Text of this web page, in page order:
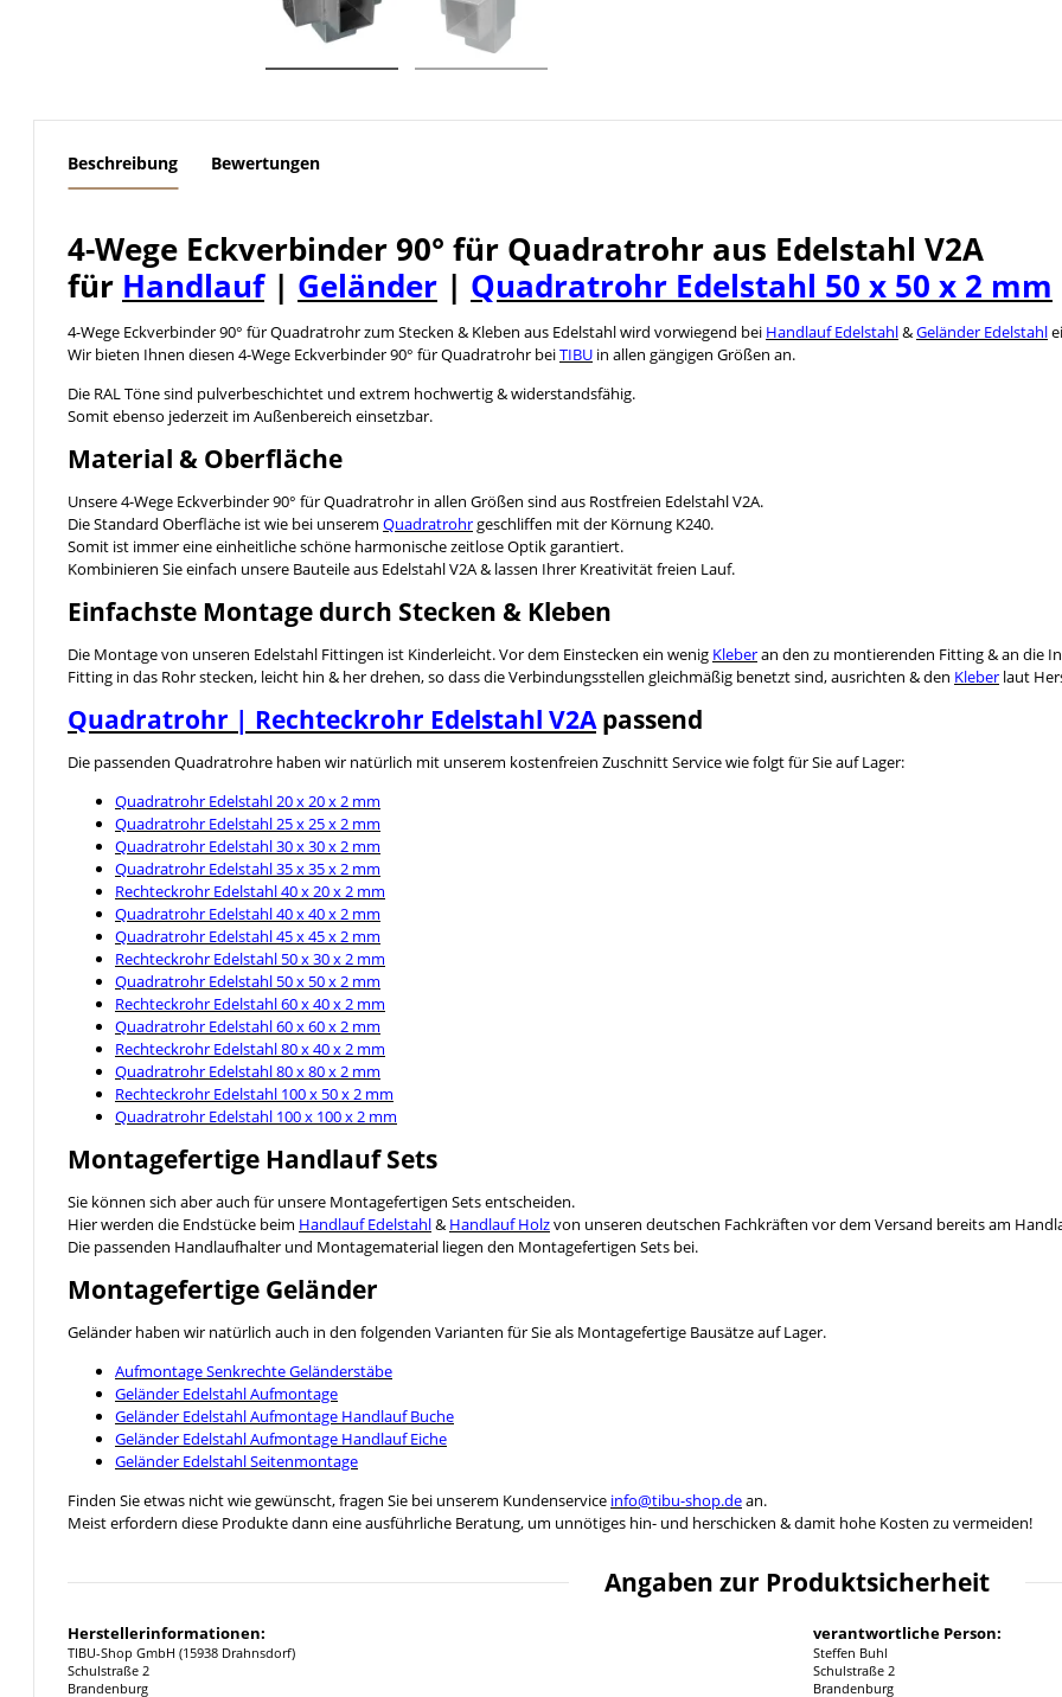
Beschreibung Bewertungen
4-Wege Eckverbinder 90° für Quadratrohr aus Edelstahl V2A
für Handlauf| Geländer | Quadratrohr Edelstahl 50 x 50 x 2 mm
4-Wege Eckverbinder 90° für Quadratrohr zum Stecken & Kleben aus Edelstahl wird vorwiegend bei Handlauf Edelstahl&Geländer Edelstahl
Wir bieten Ihnen diesen 4-Wege Eckverbinder 90° für Quadratrohr beiTIBU in allen gängigen Größen an.
Die RAL Töne sind pulverbeschichtet und extrem hochwertig & widerstandsfähig.
Somit ebenso jederzeit im Außenbereich einsetzbar.
Material & Oberfläche
Unsere 4-Wege Eckverbinder 90° für Quadratrohr in allen Größen sind aus Rostfreien Edelstahl V2A.
Die Standard Oberfläche ist wie bei unserem Quadratrohrgeschliffen mit der Körnung K240.
Somit ist immer eine einheitliche schöne harmonische zeitlose Optik garantiert.
Kombinieren Sie einfach unsere Bauteile aus Edelstahl V2A & lassen Ihrer Kreativität freien Lauf.
Einfachste Montage durch Stecken & Kleben
Die Montage von unseren Edelstahl Fittingen ist Kinderleicht. Vor dem Einstecken ein wenig Kleberan den zu montierenden Fitting & an die
Fitting in das Rohr stecken, leicht hin & her drehen, so dass die Verbindungsstellen gleichmäßig benetzt sind, ausrichten & den Kleber laut
Quadratrohr | Rechteckrohr Edelstahl V2Apassend
Die passenden Quadratrohre haben wir natürlich mit unserem kostenfreien Zuschnitt Service wie folgt für Sie auf Lager:
Quadratrohr Edelstahl 20 x 20 x 2 mm
Quadratrohr Edelstahl 25 x 25 x 2 mm
Quadratrohr Edelstahl 30 x 30 x 2 mm
Quadratrohr Edelstahl 35 x 35 x 2 mm
Rechteckrohr Edelstahl 40 x 20 x 2 mm
Quadratrohr Edelstahl 40 x 40 x 2 mm
Quadratrohr Edelstahl 45 x 45 x 2 mm
Rechteckrohr Edelstahl 50 x 30 x 2 mm
Quadratrohr Edelstahl 50 x 50 x 2 mm
Rechteckrohr Edelstahl 60 x 40 x 2 mm
Quadratrohr Edelstahl 60 x 60 x 2 mm
Rechteckrohr Edelstahl 80 x 40 x 2 mm
Quadratrohr Edelstahl 80 x 80 x 2 mm
Rechteckrohr Edelstahl 100 x 50 x 2 mm
Quadratrohr Edelstahl 100 x 100 x 2 mm
Montagefertige Handlauf Sets
Sie können sich aber auch für unsere Montagefertigen Sets entscheiden.
Hier werden die Endstücke beim Handlauf Edelstahl& Handlauf Holzvon unseren deutschen Fachkräften vor dem Versand bereits am
Die passenden Handlaufhalter und Montagematerial liegen den Montagefertigen Sets bei.
Montagefertige Geländer
Geländer haben wir natürlich auch in den folgenden Varianten für Sie als Montagefertige Bausätze auf Lager.
Aufmontage Senkrechte Geländerstäbe
Geländer Edelstahl Aufmontage
Geländer Edelstahl Aufmontage Handlauf Buche
Geländer Edelstahl Aufmontage Handlauf Eiche
Geländer Edelstahl Seitenmontage
Finden Sie etwas nicht wie gewünscht, fragen Sie bei unserem Kundenservice info@tibu-shop.dean.
Meist erfordern diese Produkte dann eine ausführliche Beratung, um unnötiges hin- und herschicken & damit hohe Kosten zu vermeiden!
Angaben zur Produktsicherheit
Herstellerinformationen:
TIBU-Shop GmbH (15938 Drahnsdorf)
Schulstraße 2
Brandenburg
verantwortliche Person:
Steffen Buhl
Schulstraße 2
Brandenburg